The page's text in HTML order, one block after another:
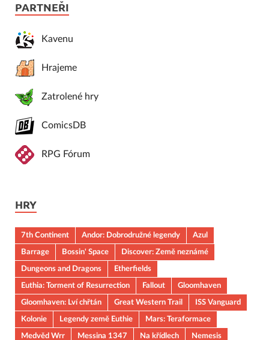
PARTNEŘI
Kavenu
Hrajeme
Zatrolené hry
ComicsDB
RPG Fórum
HRY
7th Continent Andor: Dobrodružné legendy
Azul
Barrage
Bossin' Space
Discover: Země neznámé
Dungeons and Dragons
Etherfields
Euthia: Torment of Resurrection
Fallout
Gloomhaven
Gloomhaven: Lví chřtán
Great Western Trail
ISS Vanguard
Kolonie
Legendy země Euthie
Mars: Teraformace
Medvěd Wrr
Messina 1347 Na křídlech Nemesis